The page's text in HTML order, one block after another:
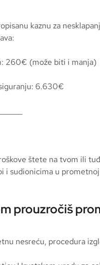
kaznu za
260€ (može biti i manja)
6.630€
štete na tvom ili
i sudionicima u
prouzročiš
nesreću, procedura